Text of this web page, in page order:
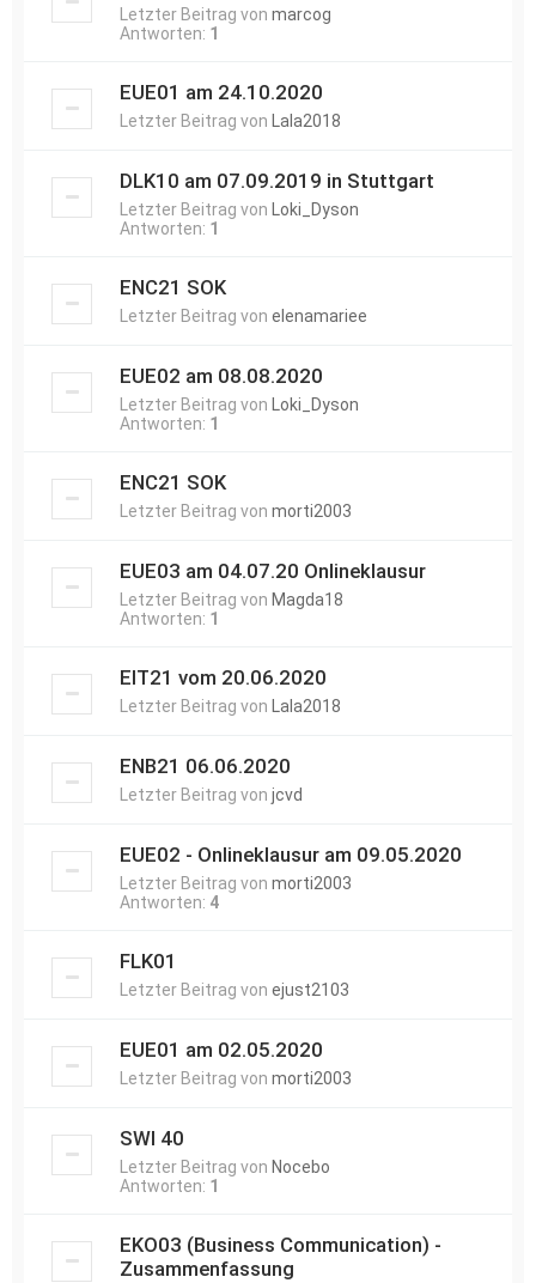
Letzter Beitrag von marcog
Antworten: 1
EUE01 am 24.10.2020
Letzter Beitrag von Lala2018
DLK10 am 07.09.2019 in Stuttgart
Letzter Beitrag von
Loki_Dyson
Antworten: 1
ENC21 SOK
Letzter Beitrag von elenamariee
EUE02 am 08.08.2020
Letzter Beitrag von
Loki_Dyson
Antworten: 1
ENC21 SOK
Letzter Beitrag von morti2003
EUE03 am 04.07.20 Onlineklausur
Letzter Beitrag von Magda18
Antworten: 1
EIT21 vom 20.06.2020
Letzter Beitrag von Lala2018
ENB21 06.06.2020
Letzter Beitrag von jcvd
EUE02 - Onlineklausur am 09.05.2020
Letzter Beitrag von morti2003
Antworten: 4
FLK01
Letzter Beitrag von ejust2103
EUE01 am 02.05.2020
Letzter Beitrag von morti2003
SWI 40
Letzter Beitrag von Nocebo
Antworten: 1
EKO03 (Business Communication) -
Zusammenfassung